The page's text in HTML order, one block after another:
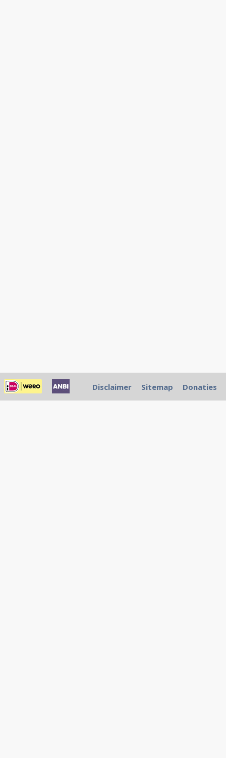
Disclaimer Sitemap Donaties